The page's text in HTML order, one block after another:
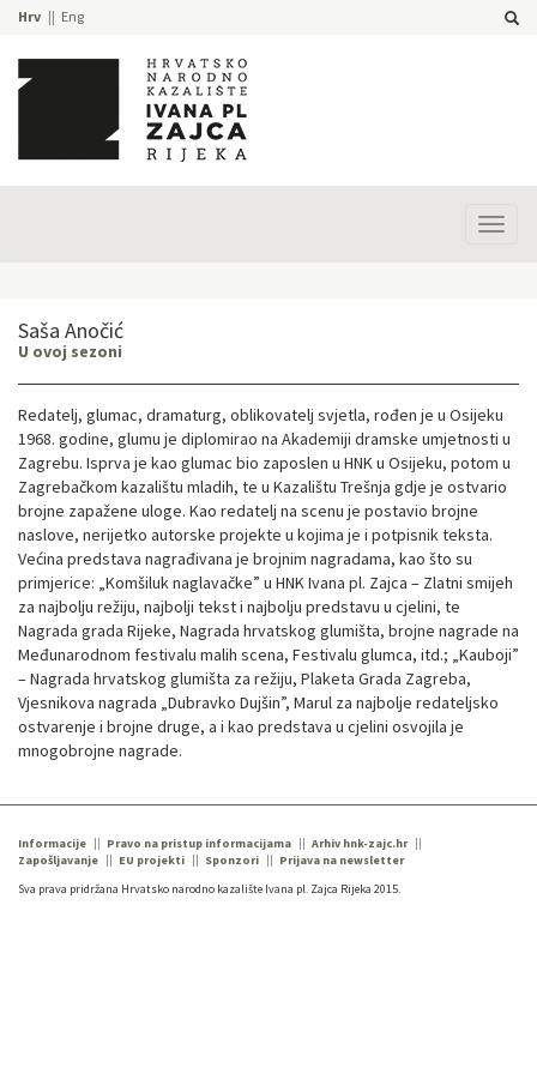
Hrv Eng
Saša Anočić
U ovoj sezoni
Redatelj, glumac, dramaturg, oblikovatelj svjetla, rođen je u Osijeku
1968. godine, glumu je diplomirao na Akademiji dramske umjetnosti u
Zagrebu. Isprva je kao glumac bio zaposlen u HNK u Osijeku, potom u
Zagrebačkom kazalištu mladih, te u Kazalištu Trešnja gdje je ostvario
brojne zapažene uloge. Kao redatelj na scenu je postavio brojne
naslove, nerijetko autorske projekte u kojima je i potpisnik teksta.
Većina predstava nagrađivana je brojnim nagradama, kao što su
primjerice: „Komšiluk naglavačke” u HNK Ivana pl. Zajca – Zlatni smijeh
za najbolju režiju, najbolji tekst i najbolju predstavu u cjelini, te
Nagrada grada Rijeke, Nagrada hrvatskog glumišta, brojne nagrade na
Međunarodnom festivalu malih scena, Festivalu glumca, itd.; „Kauboji”
– Nagrada hrvatskog glumišta za režiju, Plaketa Grada Zagreba,
Vjesnikova nagrada „Dubravko Dujšin”, Marul za najbolje redateljsko
ostvarenje i brojne druge, a i kao predstava u cjelini osvojila je
mnogobrojne nagrade.
Informacije Pravo na pristup informacijama
Arhiv hnk-zajc.hr
Zapošljavanje
EU projekti Sponzori
Prijava na newsletter
Sva prava pridržana Hrvatsko narodno kazalište Ivana pl. Zajca Rijeka 2015.